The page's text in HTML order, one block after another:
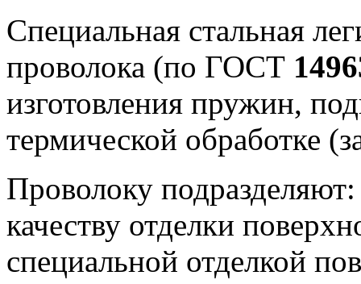
Специальная стальная
проволока (по ГОСТ
изготовления пружин,
термической обработке
Проволоку подразделяют:
качеству отделки
специальной отделкой